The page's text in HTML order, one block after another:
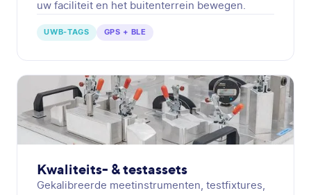
uw faciliteit en het buitenterrein bewegen.
UWB-TAGS GPS + BLE
Kwaliteits- & testassets
Gekalibreerde meetinstrumenten, testfixtures,